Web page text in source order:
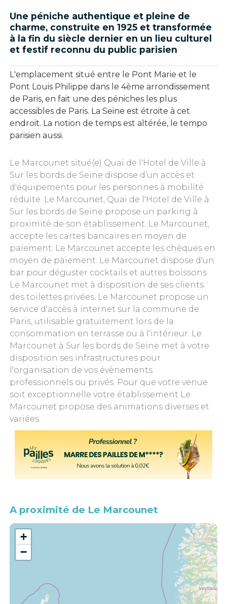
Une péniche authentique et pleine de
charme, construite en 1925 et transformée
à la fin du siècle dernier en un lieu culturel
et festif reconnu du public parisien
L'emplacement situé entre le Pont Marie et le
Pont Louis Philippe dans le 4ème arrondissement
de Paris, en fait une des péniches les plus
accessibles de Paris. La Seine est étroite à cet
endroit. La notion de temps est altérée, le tempo
parisien aussi.
Le Marcounet situé(e) Quai de l'Hotel de Ville à
Sur les bords de Seine dispose d’un accès et
d'équipements pour les personnes à mobilité
réduite. Le Marcounet, Quai de l'Hotel de Ville à
Sur les bords de Seine propose un parking à
proximité de son établissement. Le Marcounet,
accepte les cartes bancaires en moyen de
paiement. Le Marcounet accepte les chèques en
moyen de paiement. Le Marcounet dispose d'un
bar pour déguster cocktails et autres boissons
Le Marcounet met à disposition de ses clients
des toilettes privées. Le Marcounet propose un
service d'accès à internet sur la commune de
Paris, utilisable gratuitement lors de la
consommation en terrasse ou à l'intérieur. Le
Marcounet à Sur les bords de Seine met à votre
disposition ses infrastructures pour
l'organisation de vos évènements
professionnels ou privés. Pour que votre venue
soit exceptionnelle votre établissement Le
Marcounet propose des animations diverses et
variées.
A proximité de Le Marcounet
+
−